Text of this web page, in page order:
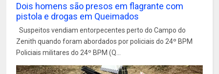
Dois homens são presos em flagrante com
pistola e drogas em Queimados
Suspeitos vendiam entorpecentes perto do Campo do
Zenith quando foram abordados por policiais do 24º BPM
Policiais militares do 24º BPM (Q...